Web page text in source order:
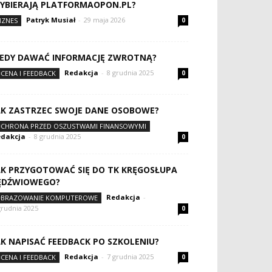
PLATFORMAOPON.PL?
Patryk Musiał - 29 maja 2026 0
DAWAĆ INFORMACJĘ ZWROTNĄ?
I FEEDBACK Redakcja - 8 grudnia 2025 0
ZASTRZEC SWOJE DANE OSOBOWE?
PRZED OSZUSTWAMI FINANSOWYMI
- 8 grudnia 2025 0
PRZYGOTOWAĆ SIĘ DO TK KRĘGOSŁUPA
KOMPUTEROWE Redakcja -
2025
0
NAPISAĆ FEEDBACK PO SZKOLENIU?
I FEEDBACK Redakcja - 7 grudnia 2025 0